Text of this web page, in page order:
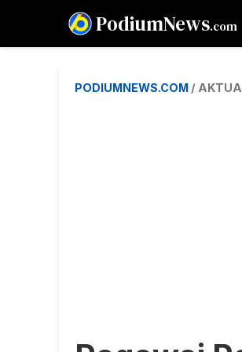
PodiumNews.com
PODIUMNEWS.COM /